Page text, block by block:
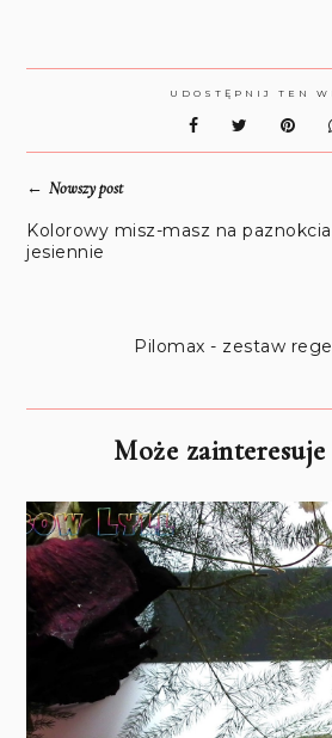
UDOSTĘPNIJ TEN
←Nowszy post
Kolorowy misz-masz na
jesiennie
Pilomax - zestaw
Może